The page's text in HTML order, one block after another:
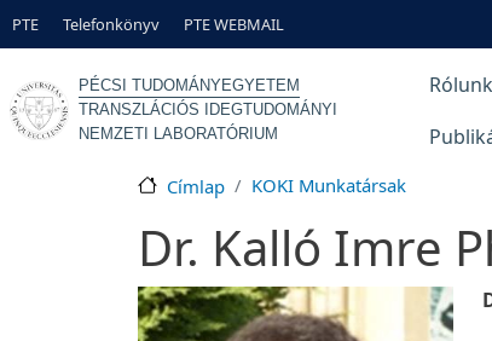
Ugrás a tartalomra
Gyorslinkek
PTE Telefonkönyv PTE WEBMAIL
PÉCSI TUDOMÁNYEGYETEM
TRANSZLÁCIÓS IDEGTUDOMÁNYI
NEMZETI LABORATÓRIUM
Rólunk
Címlap KOKI Munkatársak
Dr. Kalló Imre